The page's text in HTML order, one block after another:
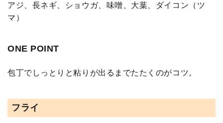
アジ、長ネギ、ショウガ、味噌、大葉、ダイコン（ツ
マ）
ONE POINT
包丁でしっとりと粘りが出るまでたたくのがコツ。
フライ